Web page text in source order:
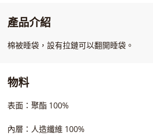
產品介紹
棉被睡袋，設有拉鏈可以翻開睡袋。
物料
表面：聚酯 100%
內層：人造纖維 100%